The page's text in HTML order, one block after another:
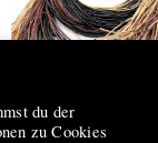
Lederband
du der
zu Cookies